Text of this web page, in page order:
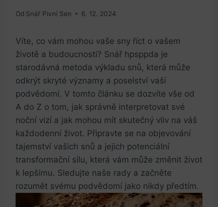
Od Snář Pivní Sen 6. 12. 2024
Víte, co vám mohou vaše sny říct o vašem
životě a budoucnosti? Snář hpsppda je
starodávná metoda výkladu snů, která může
odkrýt skryté významy a poselství vaší
podvědomí. V tomto článku se dozvíte vše od
A do Z o tom, jak správně interpretovat své
noční vizí a jak mohou mít skutečný vliv na váš
každodenní život. Připravte se na objevování
tajemství vašich snů a jejich potenciální
transformační sílu, která vám může změnit život
k lepšímu. Sledujte naše rady a začněte
rozumět svému podvědomí jako nikdy předtím.